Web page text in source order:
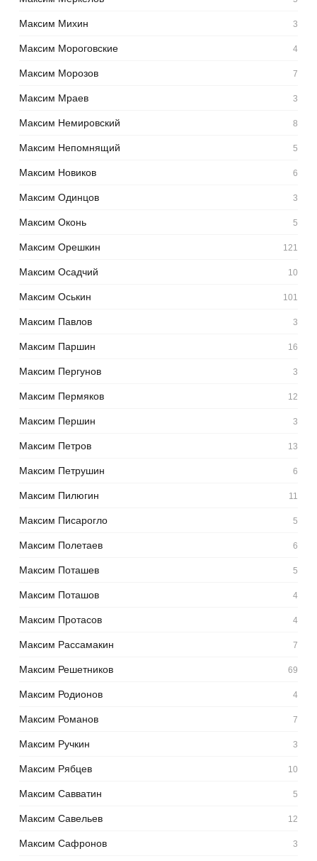
Максим Михин 3
Максим Мороговские 4
Максим Морозов 7
Максим Мраев 3
Максим Немировский 8
Максим Непомнящий 5
Максим Новиков 6
Максим Одинцов 3
Максим Оконь 5
Максим Орешкин 121
Максим Осадчий 10
Максим Оськин 101
Максим Павлов 3
Максим Паршин 16
Максим Пергунов 3
Максим Пермяков 12
Максим Першин 3
Максим Петров 13
Максим Петрушин 6
Максим Пилюгин 11
Максим Писарогло 5
Максим Полетаев 6
Максим Поташев 5
Максим Поташов 4
Максим Протасов 4
Максим Рассамакин 7
Максим Решетников 69
Максим Родионов 4
Максим Романов 7
Максим Ручкин 3
Максим Рябцев 10
Максим Савватин 5
Максим Савельев 12
Максим Сафронов 3